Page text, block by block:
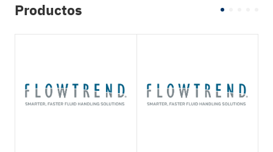
Productos